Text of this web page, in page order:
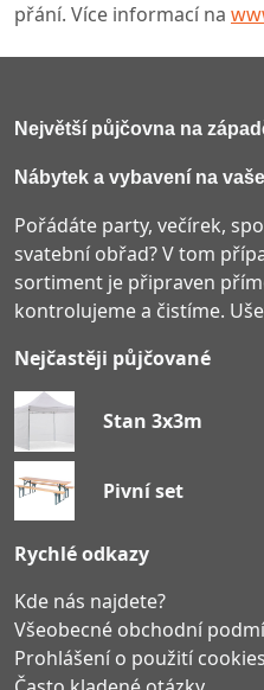
přání. Více informací na
Největší půjčovna na
Nábytek a vybavení na
Pořádáte party, večírek,
svatební obřad? V tom
sortiment je připraven
kontrolujeme a čistíme.
Nejčastěji půjčované
Stan 3x3m
Pivní set
Rychlé odkazy
Kde nás najdete?
Všeobecné obchodní
Prohlášení o použití cookies